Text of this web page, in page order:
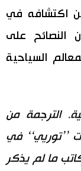
اكتشافه في
النصائح على
السياحية
الترجمة من
’’توريي‘‘ في
ما لم يذكر